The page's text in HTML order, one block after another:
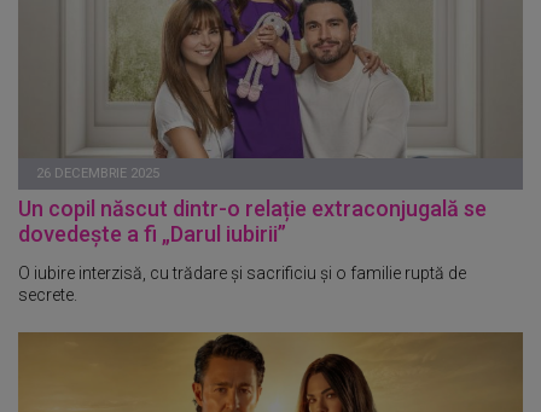
26 DECEMBRIE 2025
Un copil născut dintr-o relație extraconjugală se
dovedește a fi „Darul iubirii”
O iubire interzisă, cu trădare și sacrificiu și o familie ruptă de
secrete.